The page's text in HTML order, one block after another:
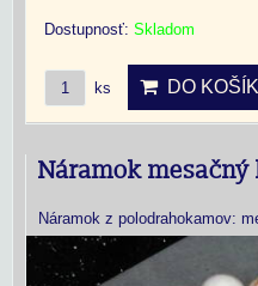
Dostupnosť: Skladom
ks DO
Náramok mesačný
Náramok z polodrahokamov: